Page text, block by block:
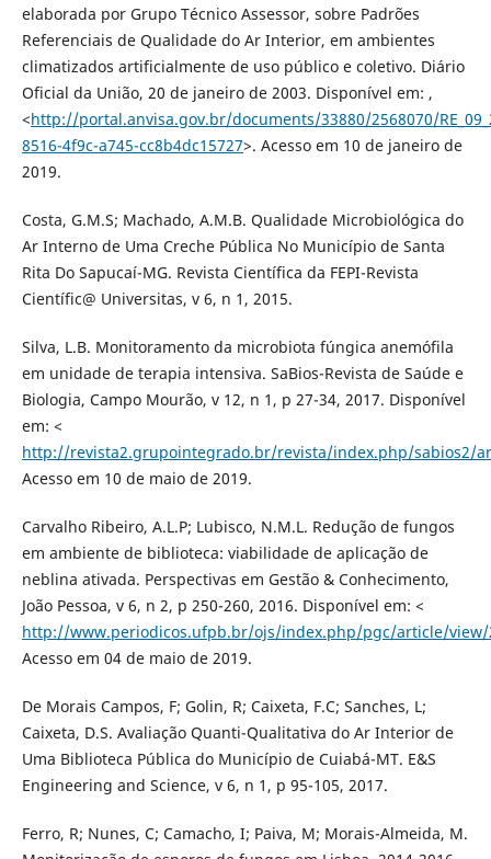
elaborada por Grupo Técnico Assessor, sobre Padrões
Referenciais de Qualidade do Ar Interior, em ambientes
climatizados artificialmente de uso público e coletivo. Diário
Oficial da União, 20 de janeiro de 2003. Disponível em: ,
<http://portal.anvisa.gov.br/documents/33880/2568070/
8516-4f9c-a745-cc8b4dc15727>. Acesso em 10 de janeiro de
2019.
Costa, G.M.S; Machado, A.M.B. Qualidade Microbiológica do
Ar Interno de Uma Creche Pública No Município de Santa
Rita Do Sapucaí-MG. Revista Científica da FEPI-Revista
Científic@ Universitas, v 6, n 1, 2015.
Silva, L.B. Monitoramento da microbiota fúngica anemófila
em unidade de terapia intensiva. SaBios-Revista de Saúde e
Biologia, Campo Mourão, v 12, n 1, p 27-34, 2017. Disponível
em: <
http://revista2.grupointegrado.br/revista/index.php/sabios2/
Acesso em 10 de maio de 2019.
Carvalho Ribeiro, A.L.P; Lubisco, N.M.L. Redução de fungos
em ambiente de biblioteca: viabilidade de aplicação de
neblina ativada. Perspectivas em Gestão & Conhecimento,
João Pessoa, v 6, n 2, p 250-260, 2016. Disponível em: <
http://www.periodicos.ufpb.br/ojs/index.php/pgc/article/view/
Acesso em 04 de maio de 2019.
De Morais Campos, F; Golin, R; Caixeta, F.C; Sanches, L;
Caixeta, D.S. Avaliação Quanti-Qualitativa do Ar Interior de
Uma Biblioteca Pública do Município de Cuiabá-MT. E&S
Engineering and Science, v 6, n 1, p 95-105, 2017.
Ferro, R; Nunes, C; Camacho, I; Paiva, M; Morais-Almeida, M.